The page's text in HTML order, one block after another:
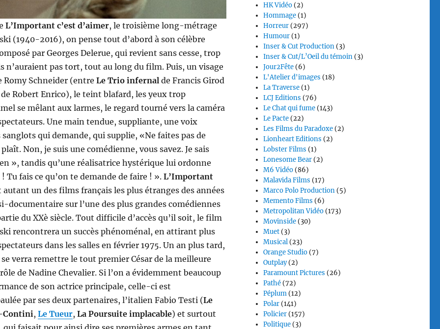
L’Important c’est d’aimer, le troisième long-métrage
(1940-2016), on pense tout d’abord à son célèbre
par Georges Delerue, qui revient sans cesse, trop
n’auraient pas tort, tout au long du film. Puis, un visage
Romy Schneider (entre Le Trio infernalde Francis Girod
Robert Enrico), le teint blafard, les yeux trop
se mêlant aux larmes, le regard tourné vers la caméra
Une main tendue, suppliante, une voix
qui demande, qui supplie, «Ne faites pas de
Non, je suis une comédienne, vous savez. Je sais
», tandis qu’une réalisatrice hystérique lui ordonne
Tu fais ce qu’on te demande de faire ! ». L’Important
un des films français les plus étranges des années
documentaire sur l’une des plus grandes comédiennes
du XXè siècle. Tout difficile d’accès qu’il soit, le film
rencontrera un succès phénoménal, en attirant plus
dans les salles en février 1975. Un an plus tard,
verra remettre le tout premier César de la meilleure
de Nadine Chevalier. Si l’on a évidemment beaucoup
de son actrice principale, celle-ci est
par ses deux partenaires, l’italien Fabio Testi (Le
Contini, Le Tueur, La Poursuite implacable) et surtout
HK Vidéo (2)
Hommage (1)
Horreur (297)
Humour (1)
Inser & Cut Production (3)
Inser & Cut/L’Oeil du témoin (3)
Jour2Fête (6)
L'Atelier d'images (18)
La Traverse (1)
LCJ Editions (76)
Le Chat qui fume (143)
Le Pacte (22)
Les Films du Paradoxe (2)
Lionheart Editions (2)
Lobster Films (1)
Lonesome Bear (2)
M6 Vidéo (86)
Malavida Films (17)
Marco Polo Production (5)
Memento Films (6)
Metropolitan Vidéo (173)
Movinside (30)
Muet (3)
Musical (23)
Orange Studio (7)
Outplay(2)
Paramount Pictures (26)
Pathé (72)
Péplum (12)
Polar (141)
Policier (157)
Politique (3)